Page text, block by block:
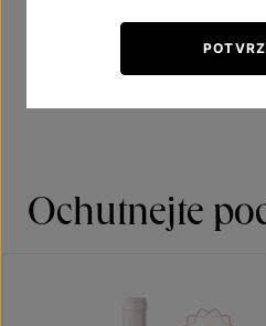
Doporučená teplota
Ochutnejte